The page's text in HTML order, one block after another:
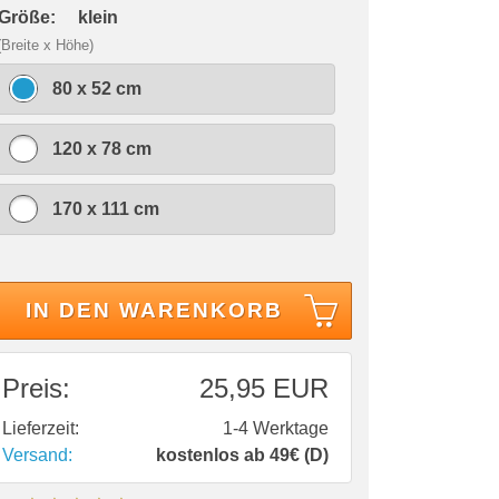
klein
x Höhe)
80 x 52 cm
120 x 78 cm
170 x 111 cm
IN DEN WARENKORB
Preis: 25,95 EUR
Lieferzeit:
1-4 Werktage
Versand:
kostenlos ab 49€ (D)